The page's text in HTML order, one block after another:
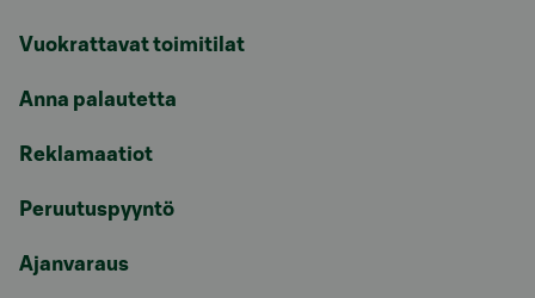
Vuokrattavat toimitilat
Anna palautetta
Reklamaatiot
Peruutuspyyntö
Ajanvaraus